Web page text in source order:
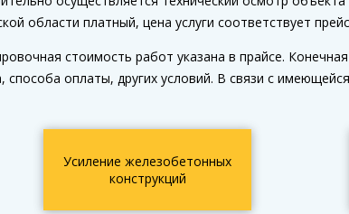
области платный, цена услуги соответствует
стоимость работ указана в прайсе.
способа оплаты, других условий. В связи с
Усиление железобетонных
конструкций